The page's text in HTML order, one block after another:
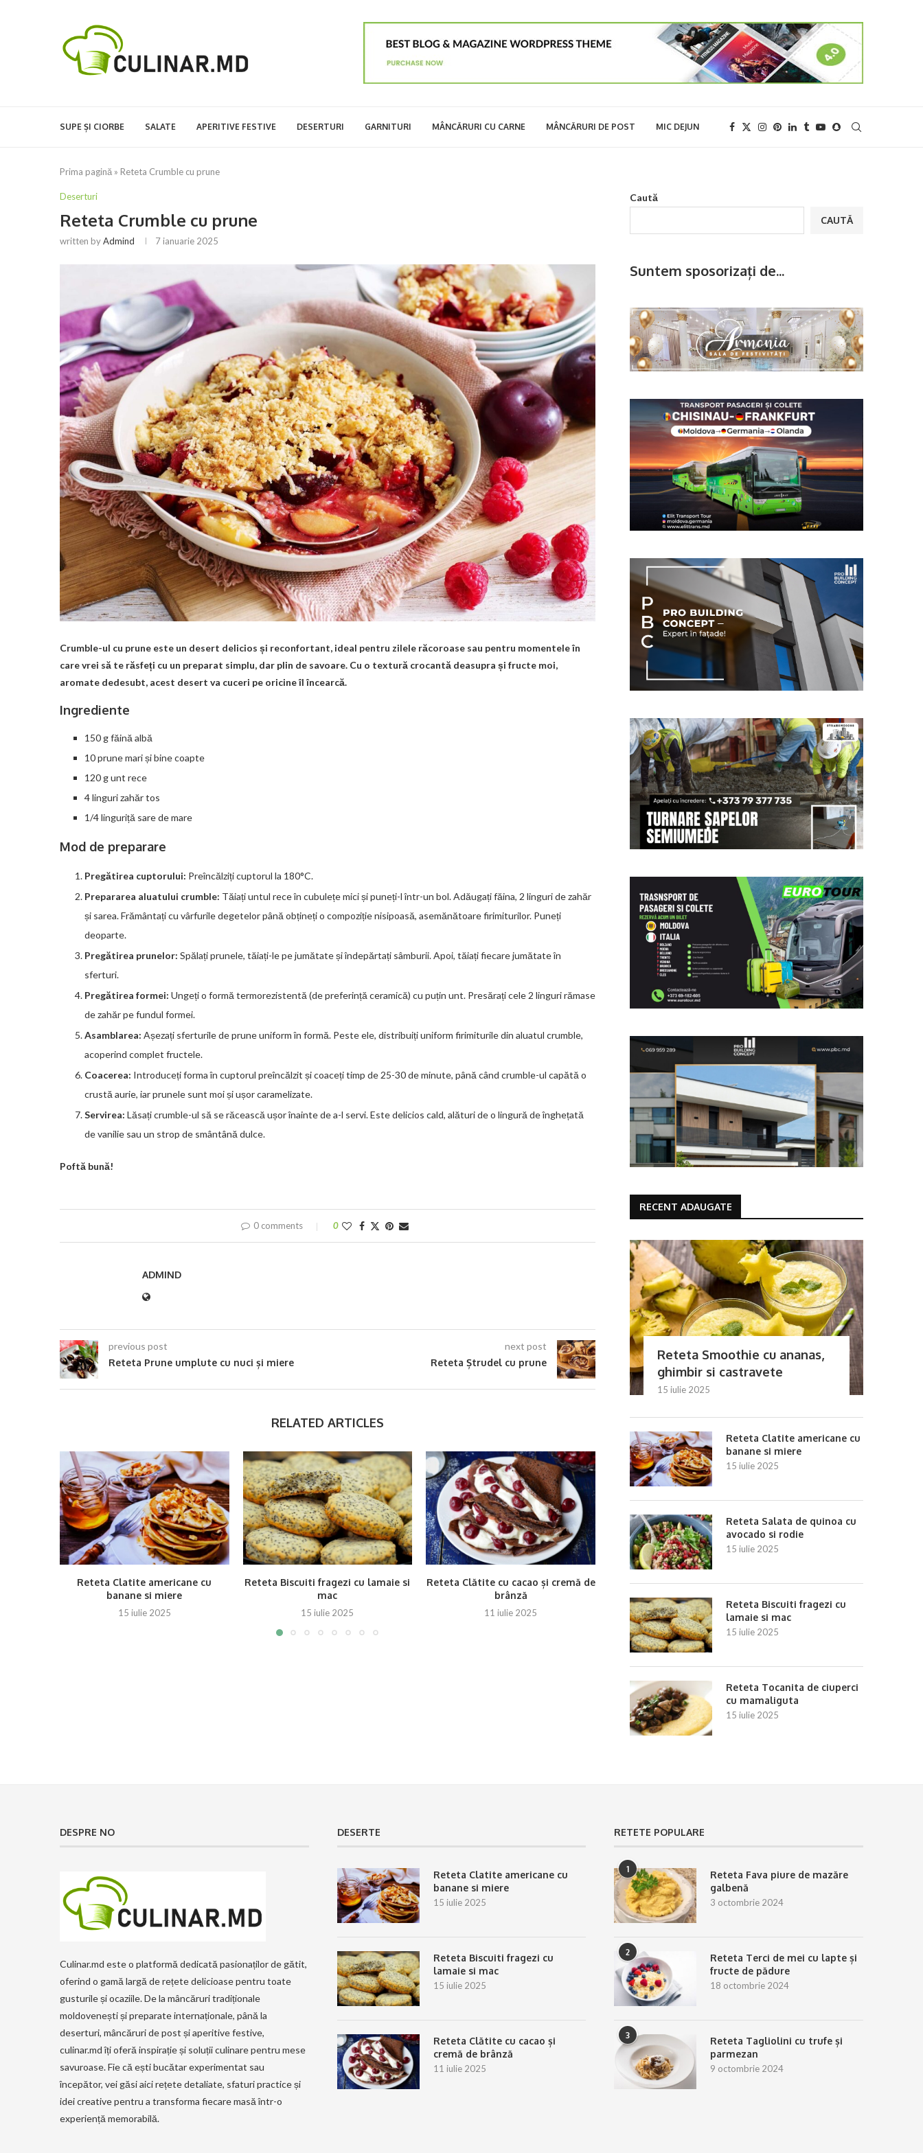
SUPE ȘI CIORBE SALATE APERITIVE FESTIVE DESERTURI GARNITURI MÂNCĂRURI CU CARNE MÂNCĂRURI DE POST MIC DEJUN
Prima pagină » Reteta Crumble cu prune
Deserturi
Reteta Crumble cu prune
written byAdmind 7 ianuarie 2025
Crumble-ul cu prune este un desert delicios și reconfortant, ideal pentru zilele răcoroase sau pentru momentele în
care vrei să te răsfeți cu un preparat simplu, dar plin de savoare. Cu o textură crocantă deasupra și fructe moi,
aromate dedesubt, acest desert va cuceri pe oricine îl încearcă.
Ingrediente
150 g făină albă
10 prune mari și bine coapte
120 g unt rece
4 linguri zahăr tos
1/4 linguriță sare de mare
Mod de preparare
Pregătirea cuptorului: Preîncălziți cuptorul la 180°C.
Prepararea aluatului crumble: Tăiați untul rece în cubulețe mici și puneți-l într-un bol. Adăugați făina, 2 linguri de zahăr
și sarea. Frământați cu vârfurile degetelor până obțineți o compoziție nisipoasă, asemănătoare firimiturilor. Puneți
deoparte.
Pregătirea prunelor: Spălați prunele, tăiați-le pe jumătate și îndepărtați sâmburii. Apoi, tăiați fiecare jumătate în
sferturi.
Pregătirea formei: Ungeți o formă termorezistentă (de preferință ceramică) cu puțin unt. Presărați cele 2 linguri rămase
de zahăr pe fundul formei.
Asamblarea: Așezați sferturile de prune uniform în formă. Peste ele, distribuiți uniform firimiturile din aluatul crumble,
acoperind complet fructele.
Coacerea: Introduceți forma în cuptorul preîncălzit și coaceți timp de 25-30 de minute, până când crumble-ul capătă o
crustă aurie, iar prunele sunt moi și ușor caramelizate.
Servirea: Lăsați crumble-ul să se răcească ușor înainte de a-l servi. Este delicios cald, alături de o lingură de înghețată
de vanilie sau un strop de smântână dulce.
Poftă bună!
0 comments 0
ADMIND
previous post
Reteta Prune umplute cu nuci și miere
next post
Reteta Ștrudel cu prune
RELATED ARTICLES
Reteta Clatite americane cu
banane si miere
15 iulie 2025
Reteta Biscuiti fragezi cu lamaie si
mac
15 iulie 2025
Reteta Clătite cu cacao și cremă de
brânză
11 iulie 2025
Reteta Tartă rustică cu prune
11 iulie 2025
Reteta Budincă de orez
Caută
CAUTĂ
Suntem sposorizați de...
RECENT ADAUGATE
Reteta Smoothie cu ananas,
ghimbir si castravete
15 iulie 2025
Reteta Clatite americane cu
banane si miere
15 iulie 2025
Reteta Salata de quinoa cu
avocado si rodie
15 iulie 2025
Reteta Biscuiti fragezi cu
lamaie si mac
15 iulie 2025
Reteta Tocanita de ciuperci
cu mamaliguta
15 iulie 2025
DESPRE NO
Culinar.md este o platformă dedicată pasionaților de gătit,
oferind o gamă largă de rețete delicioase pentru toate
gusturile și ocaziile. De la mâncăruri tradiționale
moldovenești și preparate internaționale, până la
deserturi, mâncăruri de post și aperitive festive,
culinar.md îți oferă inspirație și soluții culinare pentru mese
savuroase. Fie că ești bucătar experimentat sau
începător, vei găsi aici rețete detaliate, sfaturi practice și
idei creative pentru a transforma fiecare masă într-o
experiență memorabilă.
DESERTE
Reteta Clatite americane cu
banane si miere
15 iulie 2025
Reteta Biscuiti fragezi cu
lamaie si mac
15 iulie 2025
Reteta Clătite cu cacao și
cremă de brânză
11 iulie 2025
RETETE POPULARE
1
Reteta Fava piure de mazăre
galbenă
3 octombrie 2024
2
Reteta Terci de mei cu lapte și
fructe de pădure
18 octombrie 2024
3
Reteta Tagliolini cu trufe și
parmezan
9 octombrie 2024